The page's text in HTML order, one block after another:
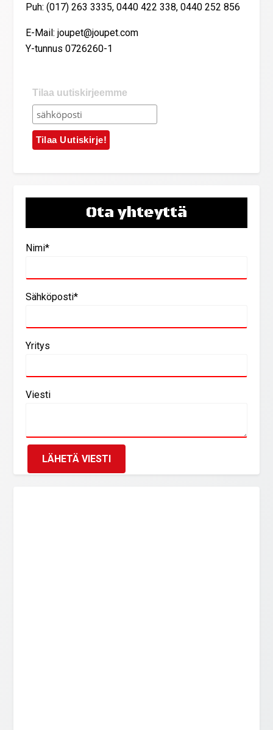
Puh: (017) 263 3335, 0440 422 338, 0440 252 856
E-Mail: joupet@joupet.com
Y-tunnus 0726260-1
Tilaa uutiskirjeemme
Ota yhteyttä
Nimi*
Sähköposti*
Yritys
Viesti